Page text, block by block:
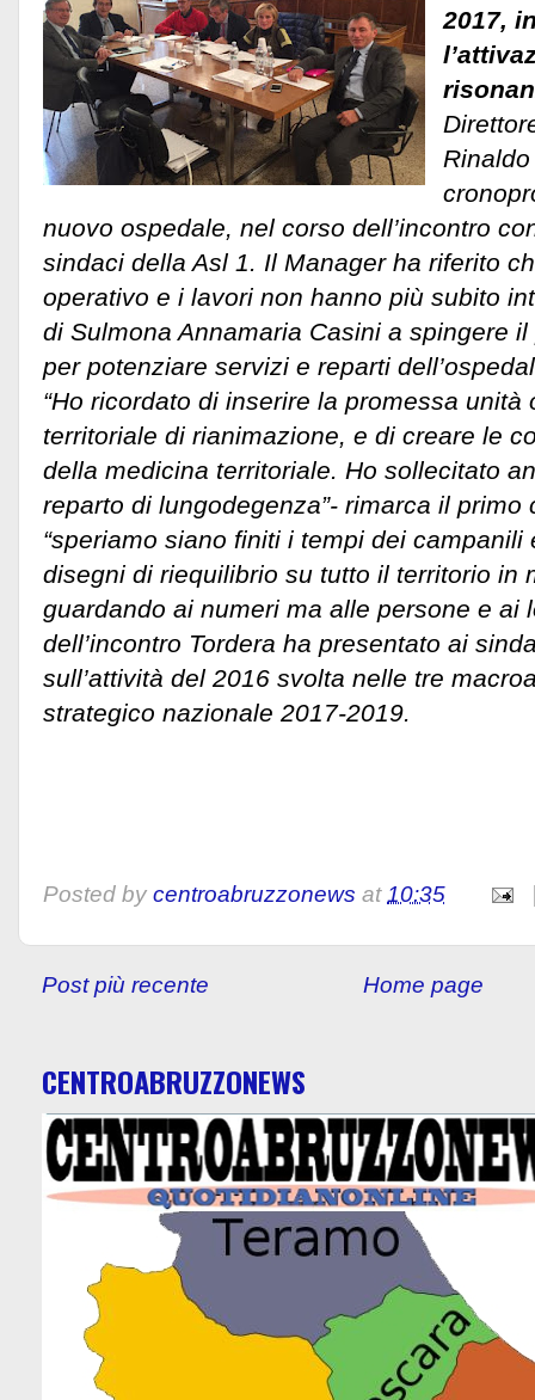
2017,
nuovo ospedale, nel corso dell’incontro
sindaci della Asl 1. Il Manager ha riferito
operativo e i lavori non hanno più subito
di Sulmona Annamaria Casini a spingere il
per potenziare servizi e reparti
“Ho ricordato di inserire la promessa
territoriale di rianimazione, e di creare le
della medicina territoriale. Ho sollecitato
reparto di lungodegenza”- rimarca il
“speriamo siano finiti i tempi dei
disegni di riequilibrio su tutto il territorio in
guardando ai numeri ma alle persone e ai
dell’incontro Tordera ha presentato ai
sull’attività del 2016 svolta nelle tre
strategico nazionale 2017-2019.
Posted by centroabruzzonews at10:35
Post più recente Home page
CENTROABRUZZONEWS